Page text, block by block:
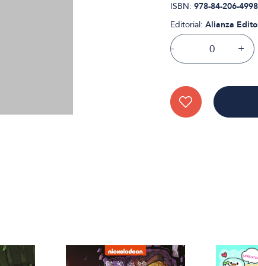
ISBN: 978-84-206-
Editorial: Alianza
- +